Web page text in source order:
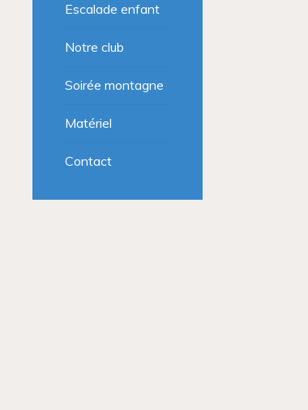
Escalade enfant
Notre club
Soirée montagne
Matériel
Contact